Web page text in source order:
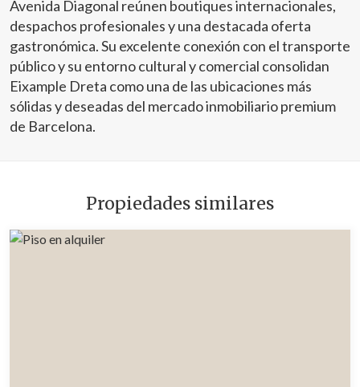
Avenida Diagonal reúnen boutiques internacionales,
despachos profesionales y una destacada oferta
gastronómica. Su excelente conexión con el transporte
público y su entorno cultural y comercial consolidan
Eixample Dreta como una de las ubicaciones más
sólidas y deseadas del mercado inmobiliario premium
de Barcelona.
Propiedades similares